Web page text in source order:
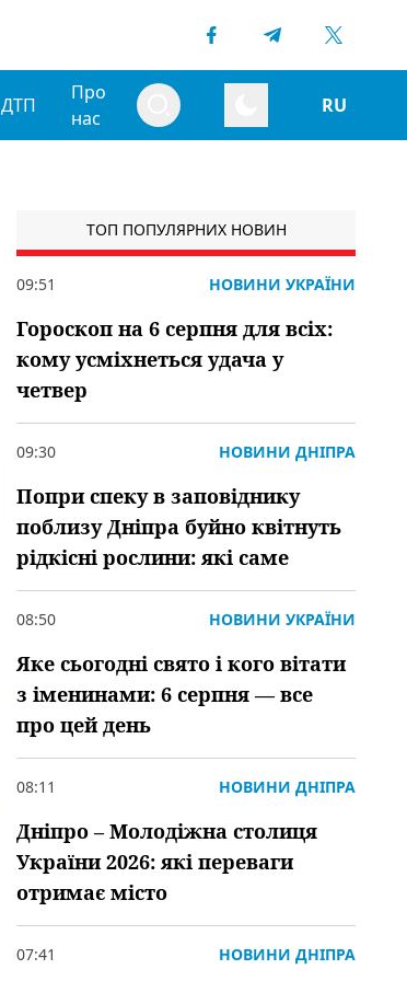
ДТП
Про
нас
RU
ТОП ПОПУЛЯРНИХ НОВИН
09:51 НОВИНИ УКРАЇНИ
Гороскоп на 6 серпня для всіх:
кому усміхнеться удача у
четвер
09:30 НОВИНИ ДНІПРА
Попри спеку в заповіднику
поблизу Дніпра буйно квітнуть
рідкісні рослини: які саме
08:50 НОВИНИ УКРАЇНИ
Яке сьогодні свято і кого вітати
з іменинами: 6 серпня — все
про цей день
08:11 НОВИНИ ДНІПРА
Дніпро – Молодіжна столиця
України 2026: які переваги
отримає місто
07:41 НОВИНИ ДНІПРА